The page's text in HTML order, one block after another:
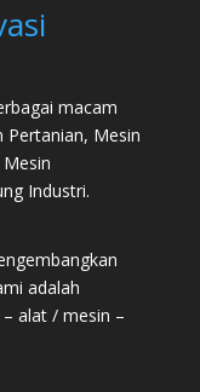
macam
Pertanian, Mesin
Mesin
Industri.
adalah
alat / mesin –